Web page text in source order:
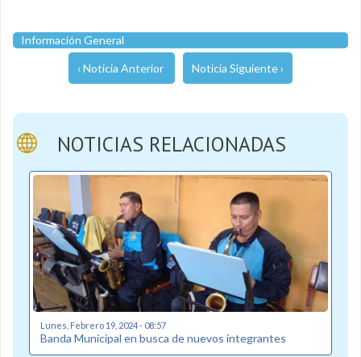
Información General
‹ Noticia Anterior Noticia Siguiente ›
NOTICIAS RELACIONADAS
Lunes, Febrero 19, 2024 - 08:57
Banda Municipal en busca de nuevos integrantes